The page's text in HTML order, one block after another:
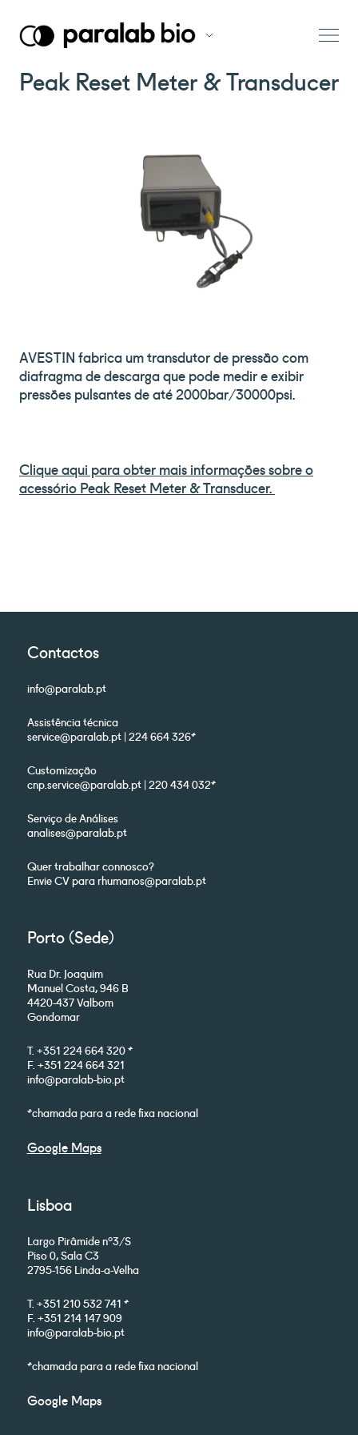
Peak Reset Meter & Transducer
AVESTIN fabrica um transdutor de pressão com
diafragma de descarga que pode medir e exibir
pressões pulsantes de até 2000bar/30000psi.
Clique aqui para obter mais informações sobre o
acessório Peak Reset Meter & Transducer.
Contactos
info@paralab.pt
Assistência técnica
service@paralab.pt | 224 664 326*
Customização
cnp.service@paralab.pt | 220 434 032*
Serviço de Análises
analises@paralab.pt
Quer trabalhar connosco?
Envie CV para rhumanos@paralab.pt
Porto (Sede)
Rua Dr. Joaquim
Manuel Costa, 946 B
4420-437 Valbom
Gondomar
T. +351 224 664 320 *
F. +351 224 664 321
info@paralab-bio.pt
*chamada para a rede fixa nacional
Google Maps
Lisboa
Largo Pirâmide nº3/S
Piso 0, Sala C3
2795-156 Linda-a-Velha
T. +351 210 532 741 *
F. +351 214 147 909
info@paralab-bio.pt
*chamada para a rede fixa nacional
Google Maps